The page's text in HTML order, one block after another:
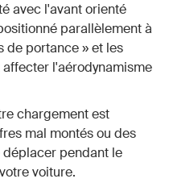
avec l'avant orienté
parallèlement à
de portance » et les
l'aérodynamisme
chargement est
mal montés ou des
pendant le
voiture.